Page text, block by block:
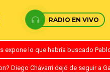
RADIO EN VIVO
expone lo que habría buscado
Diego Chávarri dejó de seguir a